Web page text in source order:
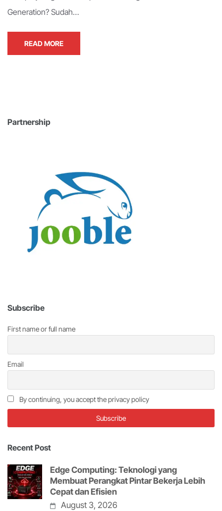
Generation? Sudah…
READ MORE
Partnership
Subscribe
First name or full name
Email
By continuing, you accept the privacy policy
Recent Post
Edge Computing: Teknologi yang
Membuat Perangkat Pintar Bekerja Lebih
Cepat dan Efisien
August 3, 2026